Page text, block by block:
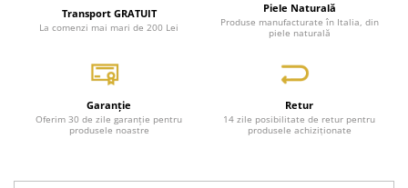
Transport GRATUIT
La comenzi mai mari de 200 Lei
Piele Naturală
Produse manufacturate în Italia, din
piele naturală
Garanție
Oferim 30 de zile garanție pentru
produsele noastre
Retur
14 zile posibilitate de retur pentru
produsele achiziționate